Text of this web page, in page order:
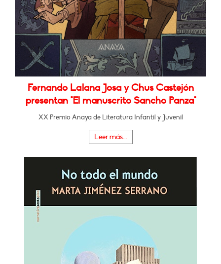
Fernando Lalana Josa y Chus Castejón
presentan "El manuscrito Sancho Panza"
XX Premio Anaya de Literatura Infantil y Juvenil
Leer más...